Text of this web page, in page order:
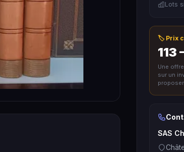
Lots
🏷️ Prix
113
Une
sur un
SAS